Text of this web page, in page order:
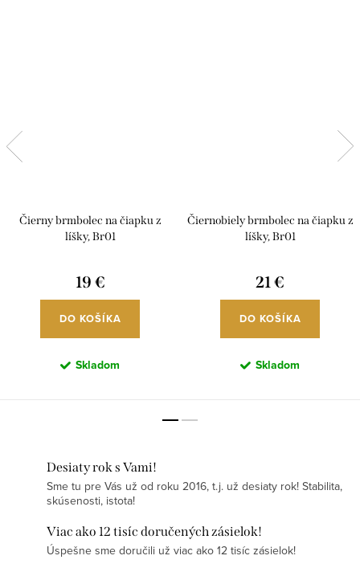
Čierny brmbolec na čiapku z
líšky, Br01
19 €
DO KOŠÍKA
Skladom
Čiernobiely brmbolec na čiapku z
líšky, Br01
21 €
DO KOŠÍKA
Skladom
Desiaty rok s Vami!
Sme tu pre Vás už od roku 2016, t.j. už desiaty rok! Stabilita,
skúsenosti, istota!
Viac ako 12 tisíc doručených zásielok!
Úspešne sme doručili už viac ako 12 tisíc zásielok!